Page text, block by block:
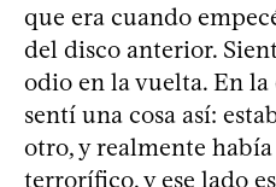
que era cuando
del disco anterior.
odio en la vuelta. En
sentí una cosa así:
otro, y realmente
terrorífico, y ese lado